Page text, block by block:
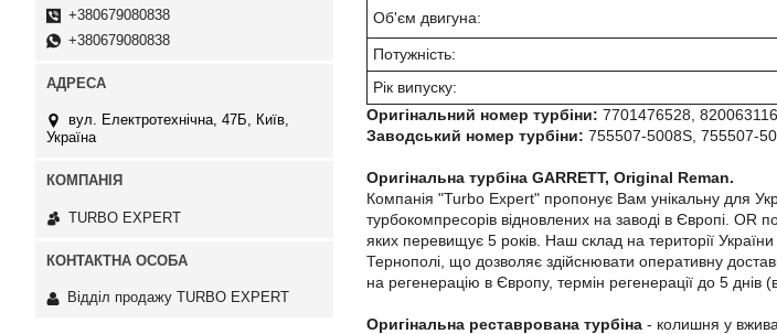
Об'єм двигуна:
Потужність:
Рік випуску:
Оригінальний номер турбіни: 7701476528,
Заводський номер турбіни: 755507-5008S, 755507-
Оригінальна турбіна GARRETT, Original Reman.
Компанія "Turbo Expert" пропонує Вам унікальну для
турбокомпресорів відновлених на заводі в Європі. OR
яких перевищує 5 років. Наш склад на території України
Тернополі, що дозволяє здійснювати оперативну
на регенерацію в Європу, термін регенерації до 5 днів
Оригінальна реставрована турбіна - колишня у
+380679080838
+380679080838
вул. Електротехнічна, 47Б, Київ,
Україна
TURBO EXPERT
Відділ продажу TURBO EXPERT